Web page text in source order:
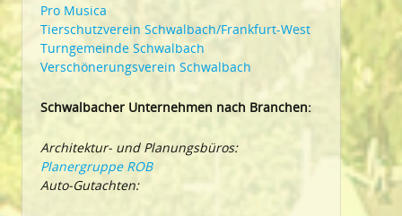
Pro Musica
Tierschutzverein Schwalbach/Frankfurt-West
Turngemeinde Schwalbach
Verschönerungsverein Schwalbach
Schwalbacher Unternehmen nach Branchen:
Architektur- und Planungsbüros:
Planergruppe ROB
Auto-Gutachten: